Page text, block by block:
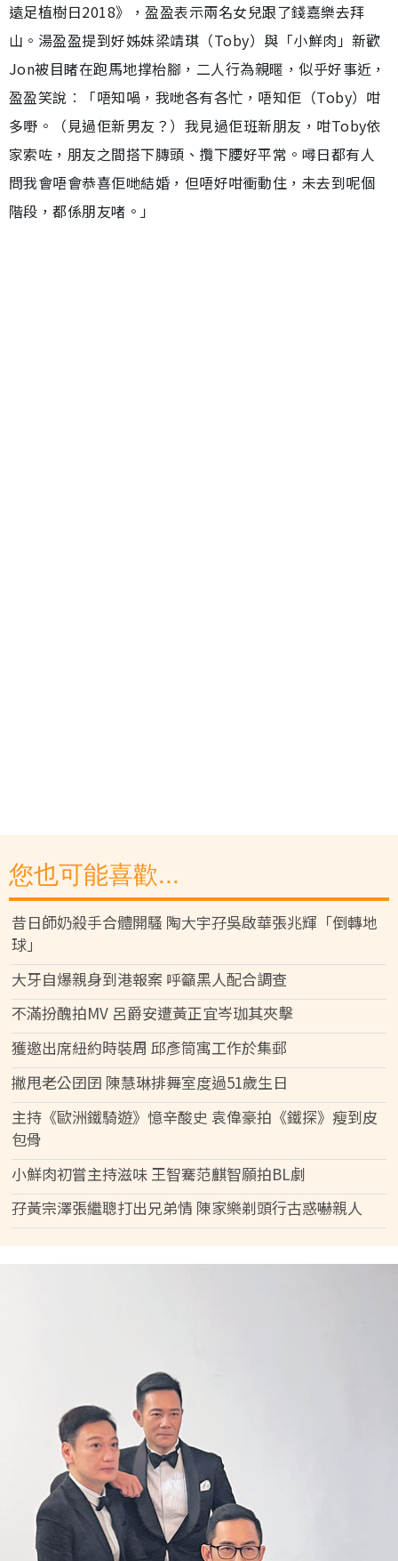
遠足植樹日2018》，盈盈表示兩名女兒跟了錢嘉樂去拜
山。湯盈盈提到好姊妹梁靖琪（Toby）與「小鮮肉」新歡
Jon被目睹在跑馬地撑枱腳，二人行為親暱，似乎好事近，
盈盈笑說︰「唔知喎，我哋各有各忙，唔知佢（Toby）咁
多嘢。（見過佢新男友？）我見過佢班新朋友，咁Toby依
家索咗，朋友之間搭下膞頭、攬下腰好平常。噚日都有人
問我會唔會恭喜佢哋結婚，但唔好咁衝動住，未去到呢個
階段，都係朋友啫。」
您也可能喜歡...
昔日師奶殺手合體開騷 陶大宇孖吳啟華張兆輝「倒轉地
球」
大牙自爆親身到港報案 呼籲黑人配合調查
不滿扮醜拍MV 呂爵安遭黃正宜岑珈其夾擊
獲邀出席紐約時裝周 邱彥筒寓工作於集郵
撇甩老公囝囝 陳慧琳排舞室度過51歲生日
主持《歐洲鐵騎遊》憶辛酸史 袁偉豪拍《鐵探》瘦到皮
包骨
小鮮肉初嘗主持滋味 王智騫范麒智願拍BL劇
孖黃宗澤張繼聰打出兄弟情 陳家樂剃頭行古惑嚇親人